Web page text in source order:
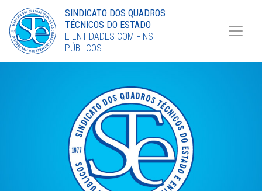
Torne-se Sócio
LinkedIn
SINDICATO DOS QUADROS
TÉCNICOS DO ESTADO
E ENTIDADES COM FINS
PÚBLICOS